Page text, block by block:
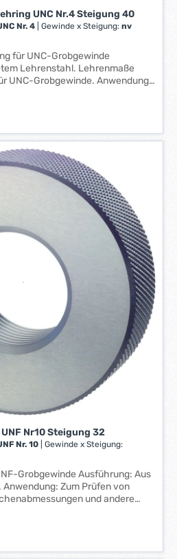
UNC Nr.4 Steigung 40
Nr. 4 Gewinde x Steigung:nv
für UNC-Grobgewinde
Lehrenstahl. Lehrenmaße
Grobgewinde. Anwendung:
zu verhindern, ist der erste
und entfernt groben Schmutz.
andere Toleranzen auf Anfrage
DE, +49743290870,
Nr10 Steigung 32
Nr. 10
Gewinde x Steigung:
Ausführung: Aus
Boss-Straße 9, 72461 Albstadt,
boss.de